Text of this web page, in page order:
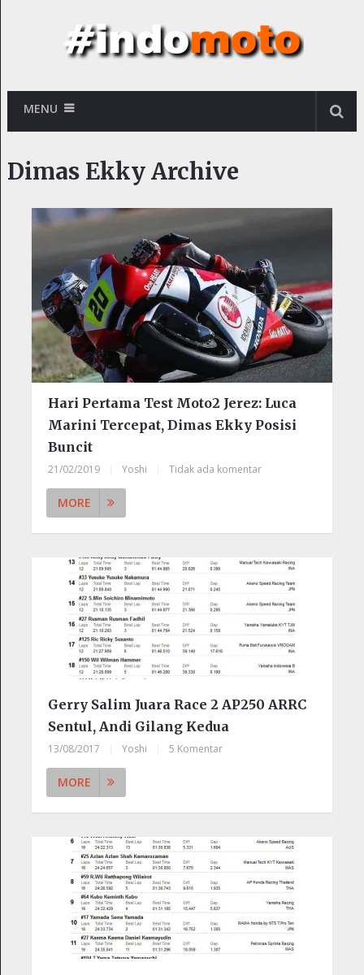
MENU
Dimas Ekky Archive
Hari Pertama Test Moto2 Jerez: Luca
Marini Tercepat, Dimas Ekky Posisi
Buncit
21/02/2019 Yoshi Tidak ada komentar
MORE
Gerry Salim Juara Race 2 AP250 ARRC
Sentul, Andi Gilang Kedua
13/08/2017 Yoshi 5 Komentar
MORE